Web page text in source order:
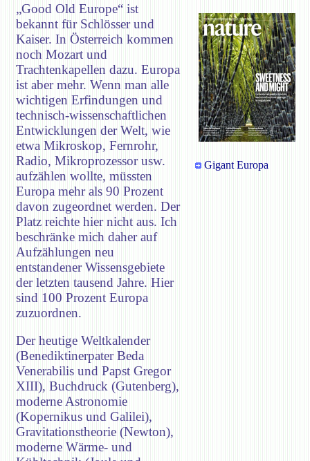
„Good Old Europe“ ist
bekannt für Schlösser und
Kaiser. In Österreich kommen
noch Mozart und
Trachtenkapellen dazu. Europa
ist aber mehr. Wenn man alle
wichtigen Erfindungen und
technisch-wissenschaftlichen
Entwicklungen der Welt, wie
etwa Mikroskop, Fernrohr,
Radio, Mikroprozessor usw.
aufzählen wollte, müssten
Europa mehr als 90 Prozent
davon zugeordnet werden. Der
Platz reichte hier nicht aus. Ich
beschränke mich daher auf
Aufzählungen neu
entstandener Wissensgebiete
der letzten tausend Jahre. Hier
sind 100 Prozent Europa
zuzuordnen.
Der heutige Weltkalender
(Benediktinerpater Beda
Venerabilis und Papst Gregor
XIII), Buchdruck (Gutenberg),
moderne Astronomie
(Kopernikus und Galilei),
Gravitationstheorie (Newton),
moderne Wärme- und
Gigant Europa